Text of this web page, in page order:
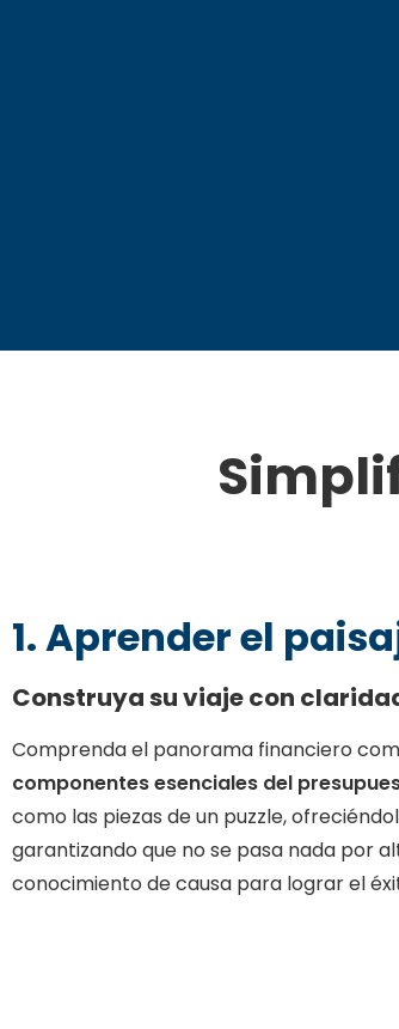
1. Aprender el
Construya su viaje con
Comprenda el panorama financiero
componentes esenciales del
como las piezas de un puzzle,
garantizando que no se pasa nada por
conocimiento de causa para lograr el